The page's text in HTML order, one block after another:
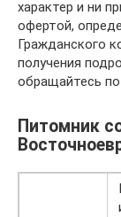
характер и ни
офертой,
Гражданского
получения
обращайтесь
Питомник